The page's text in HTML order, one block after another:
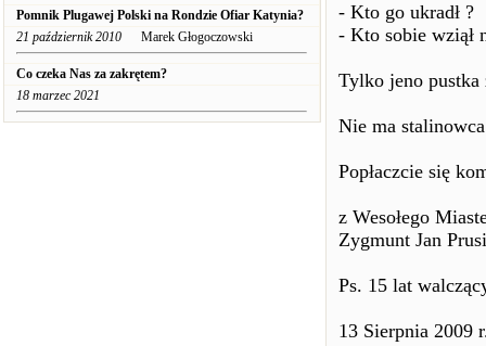
Pomnik Plugawej Polski na Rondzie Ofiar Katynia?
21 październik 2010 Marek Głogoczowski
Co czeka Nas za zakrętem?
18 marzec 2021
- Kto go ukradł ?
- Kto sobie wziął
Tylko jeno pustka
Nie ma
Popłaczcie się
z Wesołego
Zygmunt Jan
Ps. 15 lat
13 Sierpnia 2009